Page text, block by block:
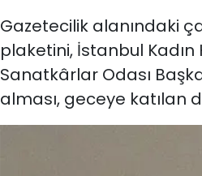
Gazetecilik alanındaki
plaketini, İstanbul
Sanatkârlar Odası
alması, geceye katılan